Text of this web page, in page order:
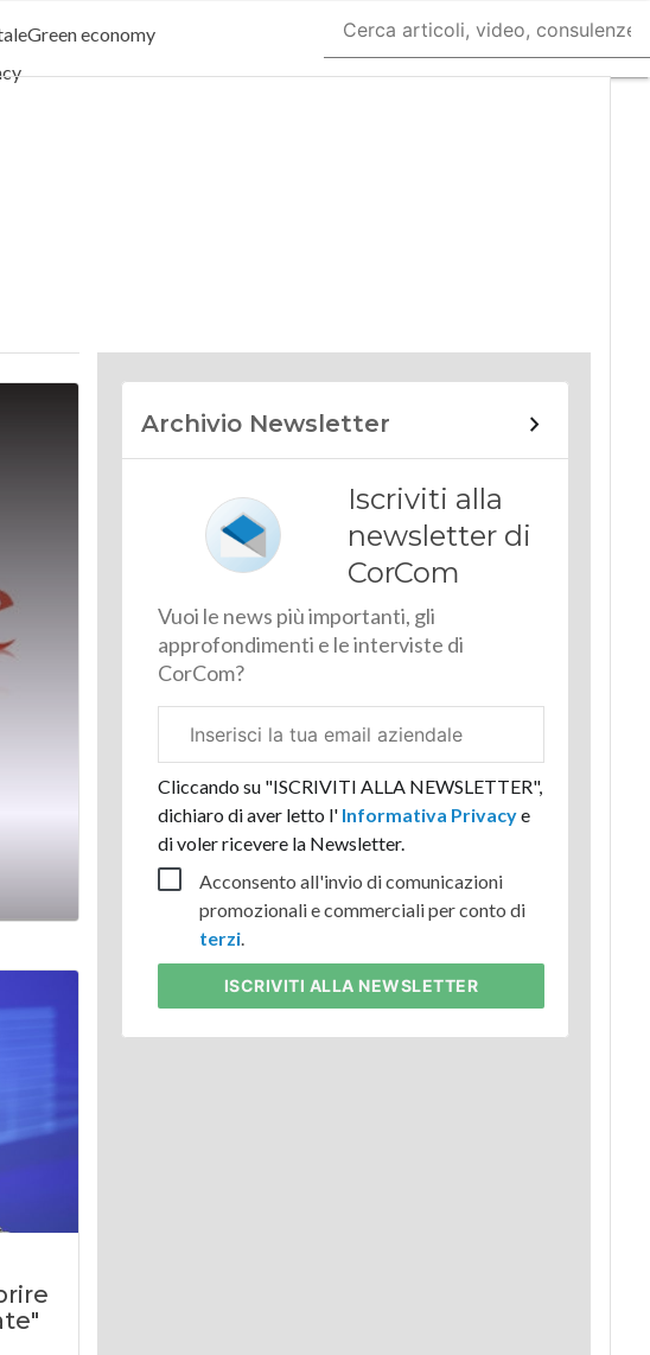
Green economy
Archivio Newsletter
Iscriviti alla
newsletter di
CorCom
Vuoi le news più importanti, gli
approfondimenti e le interviste di
CorCom?
aziendale
Cliccando su "ISCRIVITI ALLA NEWSLETTER",
dichiaro di aver letto l'Informativa Privacye
di voler ricevere la Newsletter.
Acconsento all'invio di comunicazioni
promozionali e commerciali per conto di
terzi.
ISCRIVITI ALLA NEWSLETTER